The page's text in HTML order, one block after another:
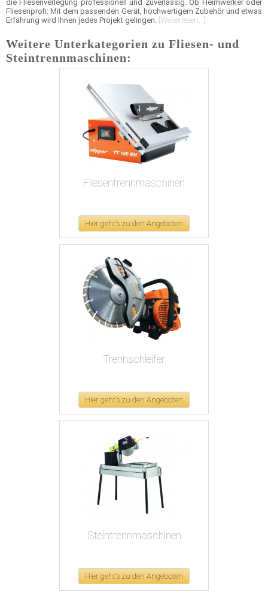
die Fliesenverlegung professionell und zuverlässig. Ob Heimwerker oder
Fliesenprofi: Mit dem passenden Gerät, hochwertigem Zubehör und etwas
Erfahrung wird Ihnen jedes Projekt gelingen. [Weiterlesen...]
Weitere Unterkategorien zu Fliesen- und
Steintrennmaschinen:
Fliesentrennmaschinen
Hier geht's zu den Angeboten
Trennschleifer
Hier geht's zu den Angeboten
Steintrennmaschinen
Hier geht's zu den Angeboten